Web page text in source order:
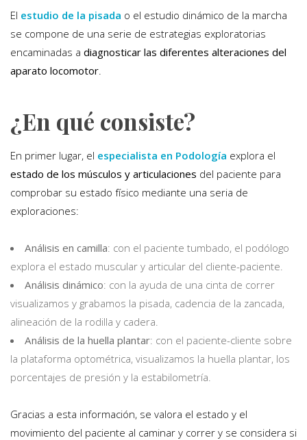
El estudio de la pisada o el estudio dinámico de la marcha
se compone de una serie de estrategias exploratorias
encaminadas a diagnosticar las diferentes alteraciones del
aparato locomotor.
¿En qué consiste?
En primer lugar, el especialista en Podología explora el
estado de los músculos y articulaciones del paciente para
comprobar su estado físico mediante una seria de
exploraciones:
Análisis en camilla: con el paciente tumbado, el podólogo
explora el estado muscular y articular del cliente-paciente.
Análisis dinámico: con la ayuda de una cinta de correr
visualizamos y grabamos la pisada, cadencia de la zancada,
alineación de la rodilla y cadera.
Análisis de la huella plantar: con el paciente-cliente sobre
la plataforma optométrica, visualizamos la huella plantar, los
porcentajes de presión y la estabilometría.
Gracias a esta información, se valora el estado y el
movimiento del paciente al caminar y correr y se considera si